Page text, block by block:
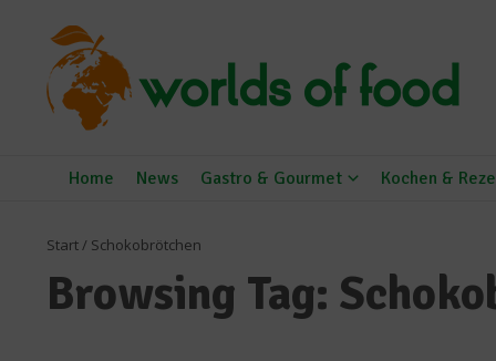
Home News Gastro & Gourmet Kochen &
Start/ Schokobrötchen
Browsing Tag: